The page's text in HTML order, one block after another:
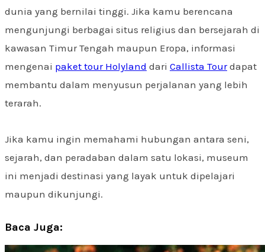
dunia yang bernilai tinggi. Jika kamu berencana
mengunjungi berbagai situs religius dan bersejarah di
kawasan Timur Tengah maupun Eropa, informasi
mengenai paket tour Holyland dari Callista Tourdapat
membantu dalam menyusun perjalanan yang lebih
terarah.
Jika kamu ingin memahami hubungan antara seni,
sejarah, dan peradaban dalam satu lokasi, museum
ini menjadi destinasi yang layak untuk dipelajari
maupun dikunjungi.
Baca Juga: